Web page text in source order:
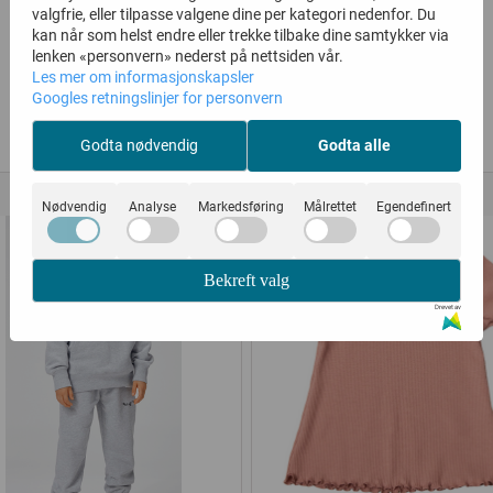
ALTERNATIVE PRODUKTER
valgfrie, eller tilpasse valgene dine per kategori nedenfor. Du
kan når som helst endre eller trekke tilbake dine samtykker via
lenken «personvern» nederst på nettsiden vår.
Les mer om informasjonskapsler
Googles retningslinjer for personvern
Godta nødvendig Godta alle
Nødvendig Analyse Markedsføring Målrettet Egendefinert
Bekreft valg
Drevet av